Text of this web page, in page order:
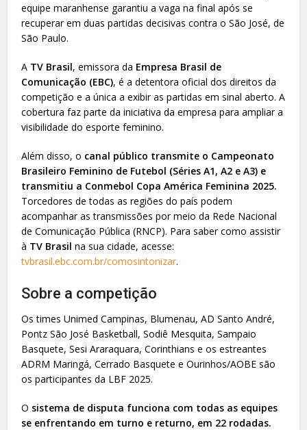
equipe maranhense garantiu a vaga na final após se
recuperar em duas partidas decisivas contra o São José, de
São Paulo.
A TV Brasil, emissora da Empresa Brasil de
Comunicação (EBC), é a detentora oficial dos direitos da
competição e a única a exibir as partidas em sinal aberto. A
cobertura faz parte da iniciativa da empresa para ampliar a
visibilidade do esporte feminino.
Além disso, o canal público transmite o Campeonato
Brasileiro Feminino de Futebol (Séries A1, A2 e A3) e
transmitiu a Conmebol Copa América Feminina 2025.
Torcedores de todas as regiões do país podem
acompanhar as transmissões por meio da Rede Nacional
de Comunicação Pública (RNCP). Para saber como assistir
à TV Brasil na sua cidade, acesse:
tvbrasil.ebc.com.br/comosintonizar.
Sobre a competição
Os times Unimed Campinas, Blumenau, AD Santo André,
Pontz São José Basketball, Sodiê Mesquita, Sampaio
Basquete, Sesi Araraquara, Corinthians e os estreantes
ADRM Maringá, Cerrado Basquete e Ourinhos/AOBE são
os participantes da LBF 2025.
O sistema de disputa funciona com todas as equipes
se enfrentando em turno e returno, em 22 rodadas.